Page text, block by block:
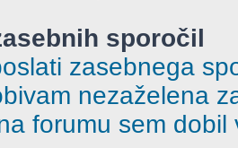
sporočil
zasebnega
nezaželena
forumu sem